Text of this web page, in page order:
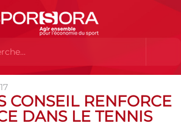
présence dans le tennis
CONSEIL RENFORCE
DANS LE TENNIS